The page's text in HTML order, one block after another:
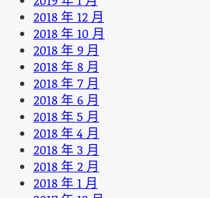
2018 年 12 月
2018 年 10 月
2018 年 9 月
2018 年 8 月
2018 年 7 月
2018 年 6 月
2018 年 5 月
2018 年 4 月
2018 年 3 月
2018 年 2 月
2018 年 1 月